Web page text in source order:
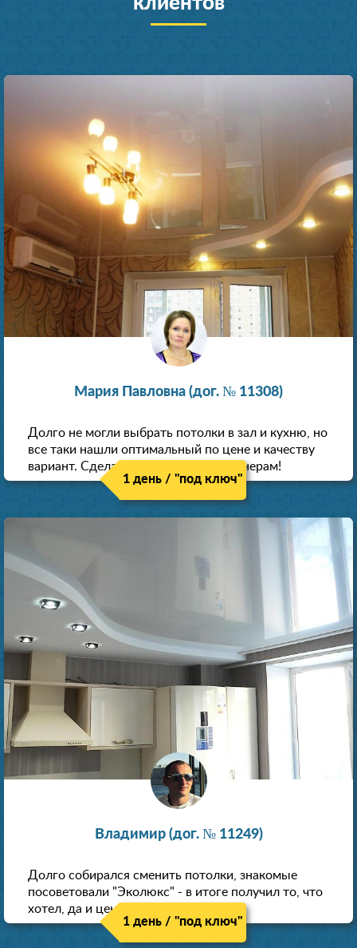
Мария Павловна (дог. № 11308)
Долго не могли выбрать потолки в зал и кухню, но
все таки нашли оптимальный по цене и качеству
вариант. Сделали скидку как пенсионерам!
1 день / "под ключ"
Владимир (дог. № 11249)
Долго собирался сменить потолки, знакомые
посоветовали "Эколюкс" - в итоге получил то, что
хотел, да и цена нормальная.
1 день / "под ключ"